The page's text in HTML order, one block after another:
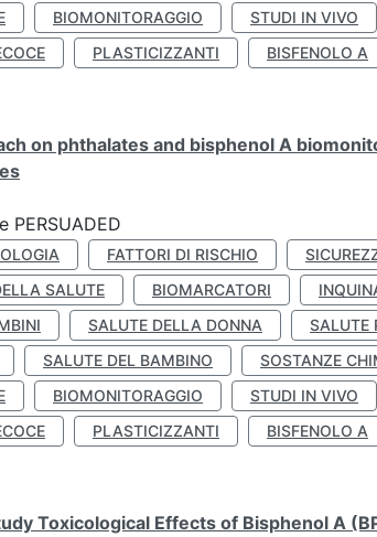
BIOMONITORAGGIO STUDI IN VIVO
PLASTICIZZANTI BISFENOLO A
on phthalates and bisphenol A
FATTORI DI RISCHIO
SALUTE BIOMARCATORI
SALUTE DELLA DONNA SALUTE
SALUTE DEL BAMBINO
SOSTANZE
BIOMONITORAGGIO STUDI IN VIVO
PLASTICIZZANTI BISFENOLO A
Toxicological Effects of Bisphenol A